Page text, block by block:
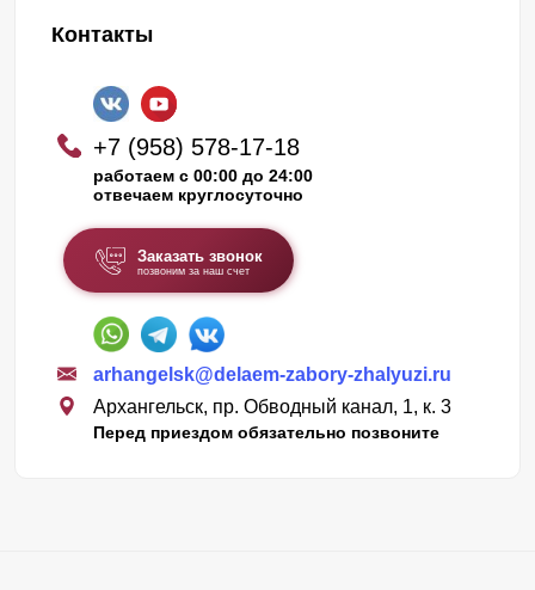
Контакты
+7 (958) 578-17-18
работаем с 00:00 до 24:00
отвечаем круглосуточно
Заказать звонок
позвоним за наш счет
arhangelsk@delaem-zabory-zhalyuzi.ru
Архангельск, пр. Обводный канал, 1, к. 3
Перед приездом обязательно позвоните